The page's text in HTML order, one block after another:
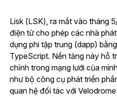
Lisk (LSK), ra mắt vào tháng
điện tử cho phép các nhà
dụng phi tập trung (dapp)
TypeScript. Nền tảng này hỗ
chỉnh trong mạng lưới của
như bộ công cụ phát triển
quan hệ đối tác với